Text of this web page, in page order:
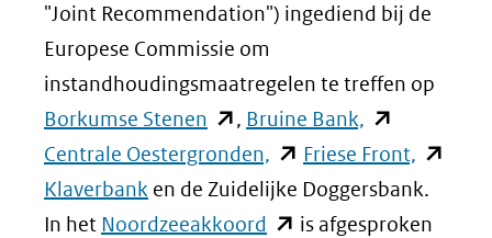
"Joint Recommendation") ingediend bij de
Europese Commissie om
instandhoudingsmaatregelen te treffen op
Borkumse Stenen (opent
in
nieuw
venster)
, Bruine Bank, (opent
in
nieuw
venster)
Centrale Oestergronden, (opent
in
nieuw
Friese Front, (opent
in
nieuw
Klaverbank en de Zuidelijke Doggersbank.
In het Noordzeeakkoord (opentis afgesproken